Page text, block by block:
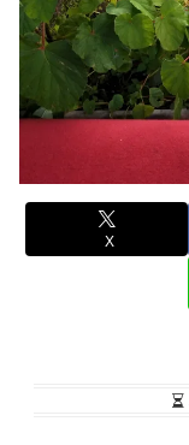
X